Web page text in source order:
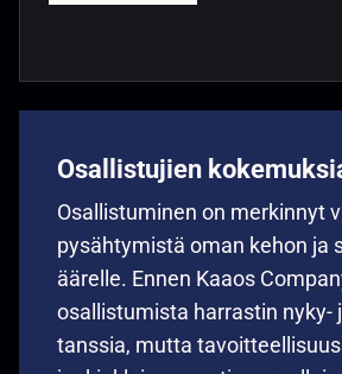
Osallistujien
Osallistuminen on merkinnyt
pysähtymistä oman kehon ja
äärelle. Ennen Kaaos
osallistumista harrastin nyky-
tanssia, mutta